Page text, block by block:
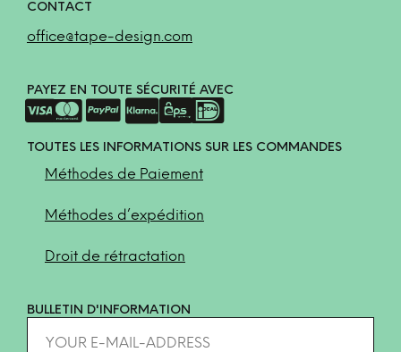
CONTACT
office@tape-design.com
PAYEZ EN TOUTE SÉCURITÉ AVEC
TOUTES LES INFORMATIONS SUR LES COMMANDES
Méthodes de Paiement
Méthodes d’expédition
Droit de rétractation
BULLETIN D'INFORMATION